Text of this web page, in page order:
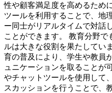
性や顧客満足度を高めるため
ツールを利用することで、地
ー同士がリアルタイムで対話
ことができます。 教育分野
ルは大きな役割を果たしてい
育の普及により、学生や教員
ュニケーションを取ることが
やチャットツールを使用して
スカッションを行うことで、